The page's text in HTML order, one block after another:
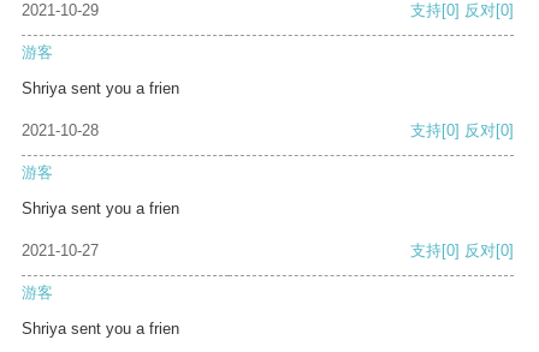
2021-10-29 支持[0] 反对[0]
游客
Shriya sent you a frien
2021-10-28 支持[0] 反对[0]
游客
Shriya sent you a frien
2021-10-27 支持[0] 反对[0]
游客
Shriya sent you a frien